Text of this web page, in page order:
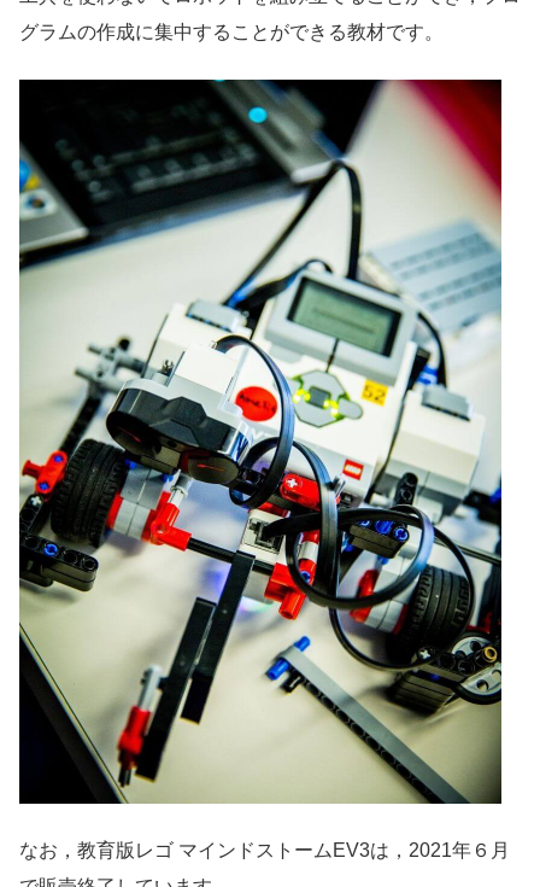
グラムの作成に集中することができる教材です。
なお，教育版レゴ マインドストームEV3は，2021年６月